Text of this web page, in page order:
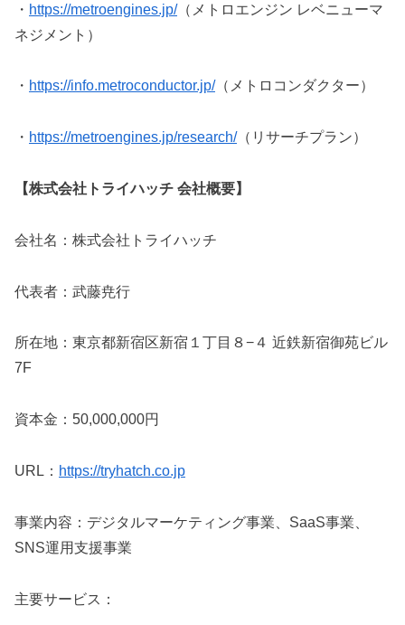
・ https://metroengines.jp/（メトロエンジン レベニューマ
ネジメント）
・ https://info.metroconductor.jp/（メトロコンダクター）
・ https://metroengines.jp/research/（リサーチプラン）
【株式会社トライハッチ 会社概要】
会社名：株式会社トライハッチ
代表者：武藤尭行
所在地：東京都新宿区新宿１丁目８−４ 近鉄新宿御苑ビル
7F
資本⾦：50,000,000円
URL： https://tryhatch.co.jp
事業内容：デジタルマーケティング事業、SaaS事業、
SNS運用支援事業
主要サービス：